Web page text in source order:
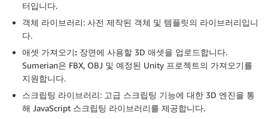
터입니다.
객체 라이브러리: 사전 제작된 객체 및 템플릿의 라이브러리입니
다.
애셋 가져오기: 장면에 사용할 3D 애셋을 업로드합니다.
Sumerian은 FBX, OBJ 및 예정된 Unity 프로젝트의 가져오기를
지원합니다.
스크립팅 라이브러리: 고급 스크립팅 기능에 대한 3D 엔진을 통
해 JavaScript 스크립팅 라이브러리를 제공합니다.